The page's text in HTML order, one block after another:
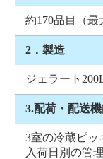
約170品目（最
2．製造
ジェラート
3.配荷・配送
3室の冷蔵ピッ
入荷日別の管